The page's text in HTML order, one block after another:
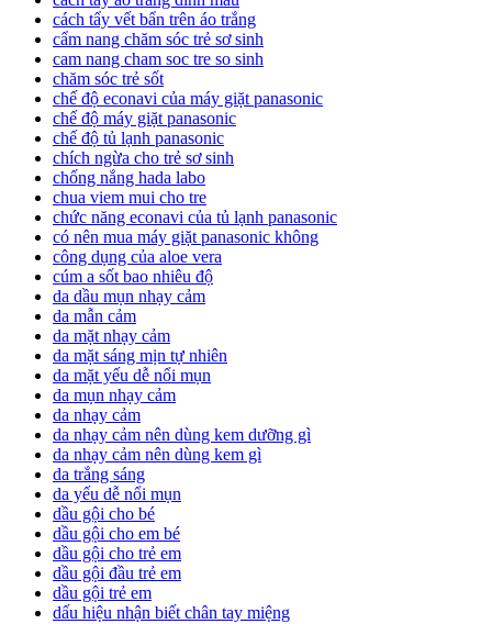
cách tẩy vết bẩn trên áo trắng
cẩm nang chăm sóc trẻ sơ sinh
cam nang cham soc tre so sinh
chăm sóc trẻ sốt
chế độ econavi của máy giặt panasonic
chế độ máy giặt panasonic
chế độ tủ lạnh panasonic
chích ngừa cho trẻ sơ sinh
chống nắng hada labo
chua viem mui cho tre
chức năng econavi của tủ lạnh panasonic
có nên mua máy giặt panasonic không
công dụng của aloe vera
cúm a sốt bao nhiêu độ
da dầu mụn nhạy cảm
da mẫn cảm
da mặt nhạy cảm
da mặt sáng mịn tự nhiên
da mặt yếu dễ nổi mụn
da mụn nhạy cảm
da nhạy cảm
da nhạy cảm nên dùng kem dưỡng gì
da nhạy cảm nên dùng kem gì
da trắng sáng
da yếu dễ nổi mụn
dầu gội cho bé
dầu gội cho em bé
dầu gội cho trẻ em
dầu gội đầu trẻ em
dầu gội trẻ em
dấu hiệu nhận biết chân tay miệng